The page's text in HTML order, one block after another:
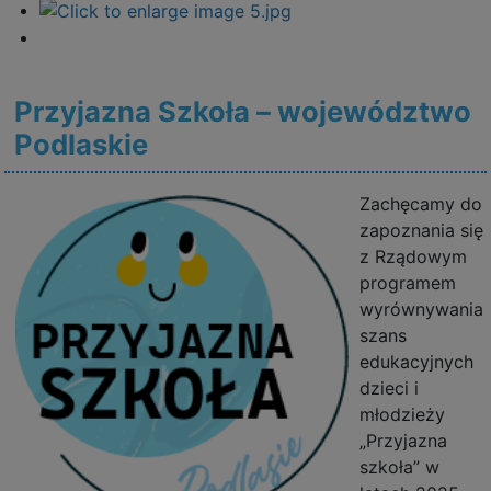
Przyjazna Szkoła – województwo
Podlaskie
Zachęcamy do
zapoznania się
z Rządowym
programem
wyrównywania
szans
edukacyjnych
dzieci i
młodzieży
„Przyjazna
szkoła” w